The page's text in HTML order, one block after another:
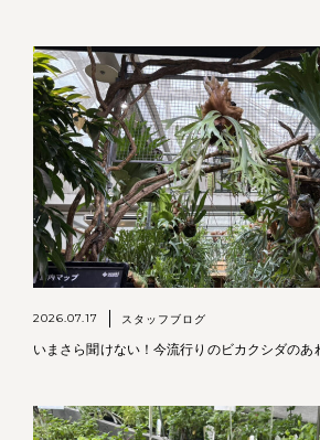
2026.07.17 スタッフブログ
いまさら聞けない！今流行りのビカクシダのあ